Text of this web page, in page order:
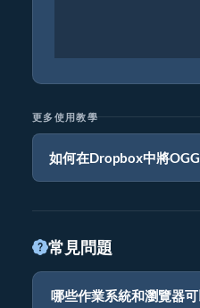
更多使用教學
如何在Dropbox中將
常見問題
哪些作業系統和瀏覽器